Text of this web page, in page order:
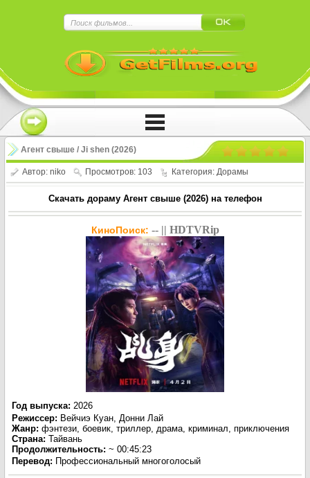
Агент свыше / Ji shen (2026)
Автор: niko Просмотров: 103 Категория: Дорамы
Скачать дораму Агент свыше (2026) на телефон
КиноПоиск: -- || HDTVRip
Год выпуска: 2026
Режиссер: Вейчиэ Куан, Донни Лай
Жанр: фэнтези, боевик, триллер, драма, криминал, приключения
Страна: Тайвань
Продолжительность: ~ 00:45:23
Перевод: Профессиональный многоголосый
Нажмите на
!!!Если Вы с телефона сперва нажмите на
троеточие в правом верхнем углу!!!